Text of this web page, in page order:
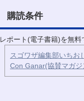
購読条件
レポート(電子書籍)を無料
スゴワザ編集部いちお
Con Ganar(協賛マガジ